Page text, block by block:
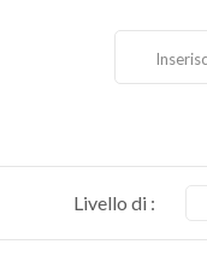
Livello di :